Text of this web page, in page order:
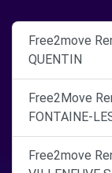
Free2move
QUENTIN
Free2Move
FONTAINE-
Free2move